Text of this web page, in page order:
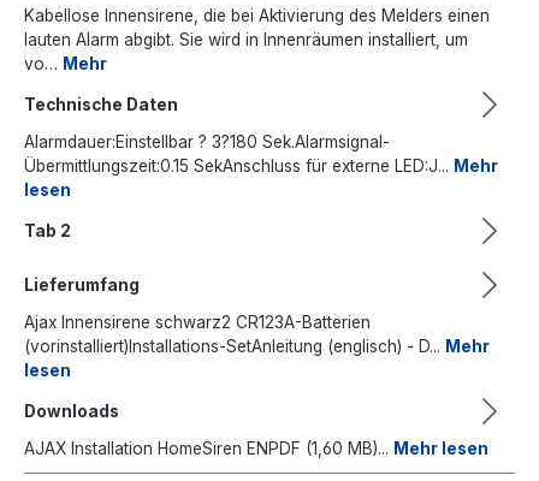
Kabellose Innensirene, die bei Aktivierung des Melders einen
lauten Alarm abgibt. Sie wird in Innenräumen installiert, um
vo… Mehr
Technische Daten
Alarmdauer:Einstellbar ? 3?180 Sek.Alarmsignal-
Übermittlungszeit:0.15 SekAnschluss für externe LED:J... Mehr
lesen
Tab 2
Lieferumfang
Ajax Innensirene schwarz2 CR123A-Batterien
(vorinstalliert)Installations-SetAnleitung (englisch) - D... Mehr
lesen
Downloads
AJAX Installation HomeSiren ENPDF (1,60 MB)... Mehr lesen